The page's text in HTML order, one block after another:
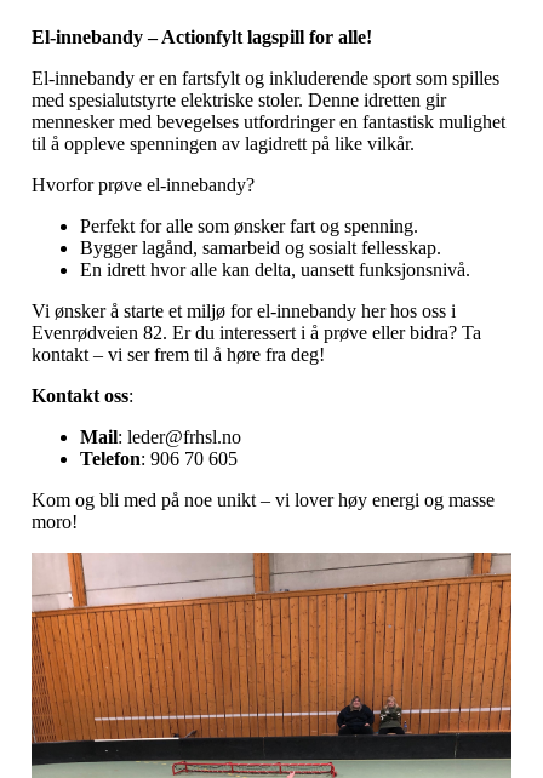
El-innebandy – Actionfylt lagspill for alle!
El-innebandy er en fartsfylt og inkluderende sport som spilles
med spesialutstyrte elektriske stoler. Denne idretten gir
mennesker med bevegelses utfordringer en fantastisk mulighet
til å oppleve spenningen av lagidrett på like vilkår.
Hvorfor prøve el-innebandy?
Perfekt for alle som ønsker fart og spenning.
Bygger lagånd, samarbeid og sosialt fellesskap.
En idrett hvor alle kan delta, uansett funksjonsnivå.
Vi ønsker å starte et miljø for el-innebandy her hos oss i
Evenrødveien 82. Er du interessert i å prøve eller bidra? Ta
kontakt – vi ser frem til å høre fra deg!
Kontakt oss:
Mail: leder@frhsl.no
Telefon: 906 70 605
Kom og bli med på noe unikt – vi lover høy energi og masse
moro!